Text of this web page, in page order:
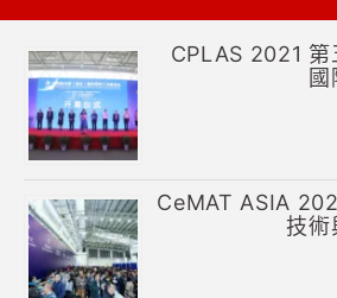
CPLAS 2021 第
國
CeMAT ASIA
技術